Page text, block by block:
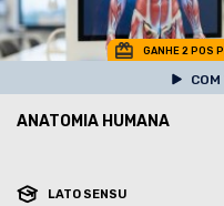
GANHE 2 POS
ANATOMIA HUMANA
LATO SENSU